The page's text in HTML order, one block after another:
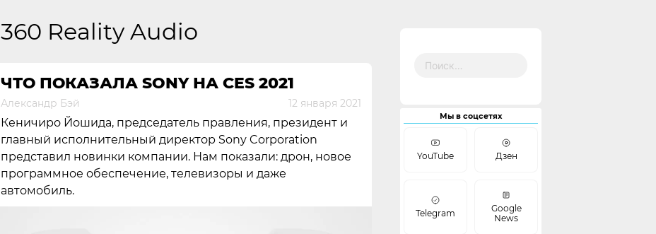
360 Reality Audio
ЧТО ПОКАЗАЛА SONY НА CES 2021
Александр Бэй 12 января 2021
Кеничиро Йошида, председатель правления, президент и
главный исполнительный директор Sony Corporation
представил новинки компании. Нам показали: дрон, новое
программное обеспечение, телевизоры и даже
автомобиль.
Мы в соцсетях
YouTube Дзен
Telegram
Google
News